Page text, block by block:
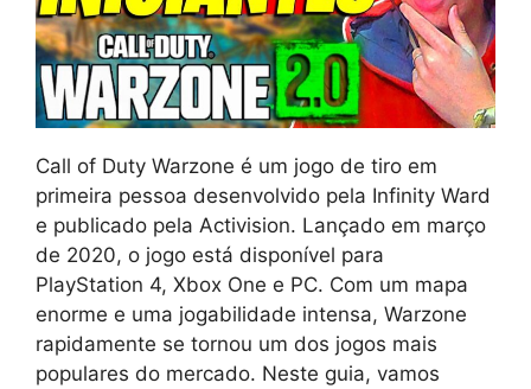
Call of Duty Warzone é um jogo de tiro em
primeira pessoa desenvolvido pela Infinity Ward
e publicado pela Activision. Lançado em março
de 2020, o jogo está disponível para
PlayStation 4, Xbox One e PC. Com um mapa
enorme e uma jogabilidade intensa, Warzone
rapidamente se tornou um dos jogos mais
populares do mercado. Neste guia, vamos